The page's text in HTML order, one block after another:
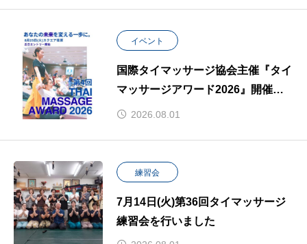
イベント
国際タイマッサージ協会主催『タイ
マッサージアワード2026』開催決
定！2026.08.01
練習会
7月14日(火)第36回タイマッサージ
練習会を行いました